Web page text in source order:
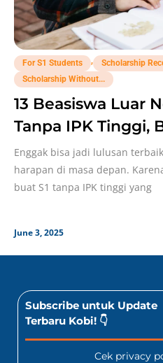
For S1 Students Scholarship
Scholarship Without...
13 Beasiswa Luar
Tanpa IPK Tinggi,
Enggak bisa jadi lulusan
harapan di masa depan.
buat S1 tanpa IPK tinggi yang
June 3, 2025
Subscribe untuk Update
Terbaru Kobi! 👇
Cek privacy